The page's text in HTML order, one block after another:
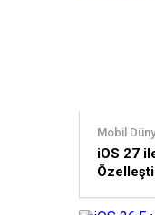
Mobil
iOS 27